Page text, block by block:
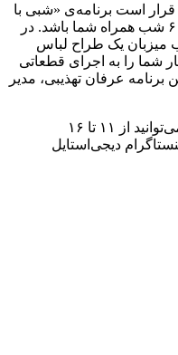
قرار است برنامه‌ی «شبی با
استایل» با موضوع مد و فشن به مدت ۶ شب همراه شما باشد. در
شب میزبان یک طراح لباس
شما را به اجرای قطعاتی
عرفان تهذیبی، مدیر
ویژه‌برنامه‌ی شبی با استایل را می‌توانید از ۱۱ تا ۱۶
ساعت ۲۰:۰۰ در اینستاگرام دیجی‌استایل